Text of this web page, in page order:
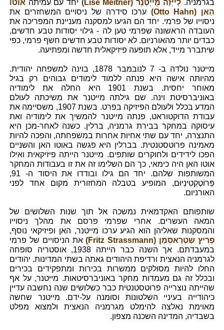
בגרמניה. לָייְזַה מָייְטְנֶר (Lise Meitner) יחד עם עמיתה אוֹטוֹ
הַאן (Otto Hahn)
ערכו סידרה של ניסויים המשחזרים את
ניסוייו של פרמי. יחד הם הגיעו למסקנה מעניינת המפריכה את
העובדה הראשונה שפרמי טען לה - גילוי יסודות טבע חדשים,
כבדים יותר מהאורניום. לא יסודות טבע חדשים חשף פרמי, כפי
שיתברר מייד, אלא תופעה פיזיקאלית חדשה ומפתיעה.
מייטנר נולדה ב- 7 לנובמבר 1878, בוינה למשפחה יהודית.
מהיותה אישה היא פנתה ללמוד לימודים גבוהים רק בגיל
מאוחר יחסית. בשנת 1901 היא החלה את לימודיה
באוניברסיטת וינה. שם גילתה מייטנר את משיכתה לעולם
המדע בכלל ולעולם הפיזיקה בפרט. בשנת 1907, משסיימה את
עבודת הדוקטוראט, פנתה מייטנר להמשיך את לימודיה ואת
עיסוקה במחקר בבירת גרמניה, ברלין. כשנה לאחר-מכן היא
התנצרה, יחד עם שתי אחיות אחרות במשפחתה, והפכה להיות
מאמינה פרוטסטנטית. בברלין היא פגשה באוטו האן והשניים
הפכו לידידים ולחוקרים שותפים. מייטנר הייתה פיזיקאית ואילו
אוטו האן היה כימאי, כך הם השלימו זה את זו בעבודות המחקר
המשותפות שלהם. יחד הם גילו ובודדו את היסוד ה- 91,
פְּרוֹטֶקְטִינְיוּם, המופיע בטבלה המחזורית מקום אחד לפני
האורניום.
שותפותם האקדמאית נמשכה אל תוך שנות השלושים של
המאה העשרים. אחרי שפרמי פרסם את מהלך ניסוייו
והמסקנות שאליהן הוא הגיע ערכו מייטנר, האן ופיזיקאי נוסף,
פְרִיץ שְטְרַאסְמַן (Fritz Strassmann)
את הניסויים של פרמי
במעבדתם. אך השנה כבר הייתה 1938, אוסטריה סופחה
לגרמניה הנאצית ורדיפת היהודים גאתה בשתי המדינות. יהודים
החלו להיות מסולקים ממשרות בכירות ומתפקידים בכירים
ובכלל זה גם מעמדות מחקר באוניברסיטאות. מייטנר, על אף
שהייתה נוצרייה פרוטסטנטית כבר כשלושים שנה נחשבה עדיין
כיהודייה בעיניי השלטונות וסומנה על-ידם. מייטנר שחשה
מאוימת נאלצה להימלט מגרמניה הנאצית ולמצוא מפלט
בשבדיה, המדינה השכנה מצפון.